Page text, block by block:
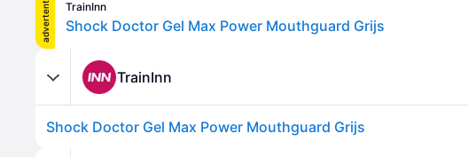
advertentie TrainInn
Shock Doctor Gel Max Power Mouthguard Grijs
TrainInn
Shock Doctor Gel Max Power Mouthguard Grijs